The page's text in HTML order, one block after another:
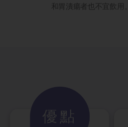
和胃潰瘍者也不宜飲用。
優點